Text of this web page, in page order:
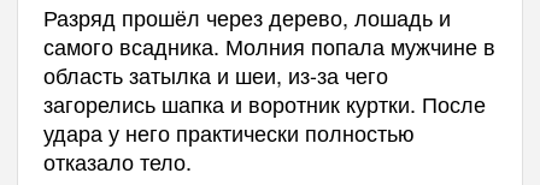
Разряд прошёл через дерево, лошадь и
самого всадника. Молния попала мужчине в
область затылка и шеи, из-за чего
загорелись шапка и воротник куртки. После
удара у него практически полностью
отказало тело.